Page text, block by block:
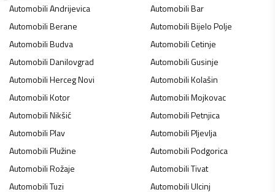
AutomobiliAndrijevica AutomobiliBar
AutomobiliBerane AutomobiliBijelo Polje
AutomobiliBudva AutomobiliCetinje
AutomobiliDanilovgrad AutomobiliGusinje
AutomobiliHerceg Novi AutomobiliKolašin
AutomobiliKotor AutomobiliMojkovac
AutomobiliNikšić AutomobiliPetnjica
AutomobiliPlav AutomobiliPljevlja
AutomobiliPlužine AutomobiliPodgorica
AutomobiliRožaje AutomobiliTivat
AutomobiliTuzi AutomobiliUlcinj